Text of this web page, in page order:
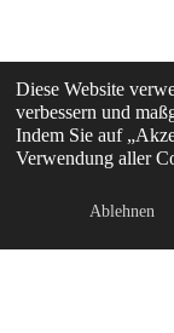
Diese Website
verbessern und
Indem Sie auf
Verwendung aller
Ablehnen